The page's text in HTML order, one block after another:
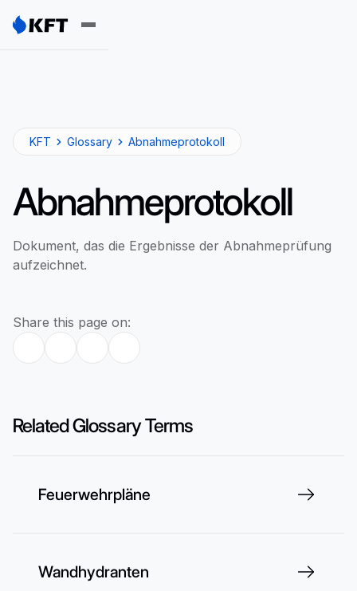
KFT Glossary Abnahmeprotokoll
Abnahmeprotokoll
Dokument, das die Ergebnisse der Abnahmeprüfung
aufzeichnet.
Share this page on:
Related Glossary Terms
Feuerwehrpläne
Wandhydranten